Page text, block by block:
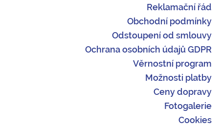
Reklamační řád
Obchodní podmínky
Odstoupení od smlouvy
Ochrana osobních údajů GDPR
Věrnostní program
Možnosti platby
Ceny dopravy
Fotogalerie
Cookies